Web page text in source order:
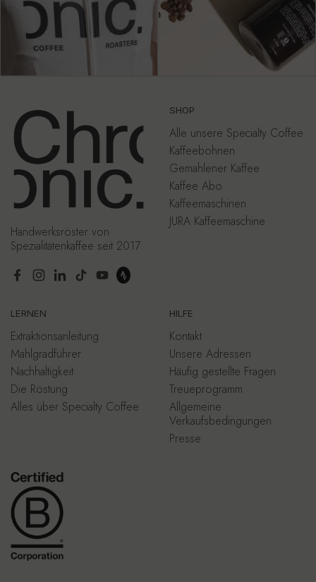
Handwerksröster von
Spezialitätenkaffee seit 2017
Facebook
Instagram
LinkedIn
TikTokYouTube
SHOP
Alle unsere Specialty Coffee
Kaffeebohnen
Gemahlener Kaffee
Kaffee Abo
Kaffeemaschinen
JURA Kaffeemaschine
LERNEN
Extraktionsanleitung
Mahlgradführer
Nachhaltigkeit
Die Röstung
Alles über Specialty Coffee
HILFE
Kontakt
Unsere Adressen
Häufig gestellte Fragen
Treueprogramm
Allgemeine
Verkaufsbedingungen
Presse